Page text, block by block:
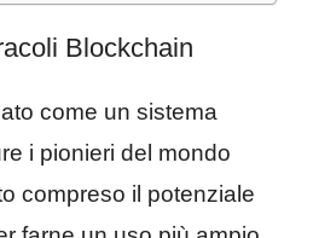
Blockchain
come un sistema
i pionieri del mondo
compreso il potenziale